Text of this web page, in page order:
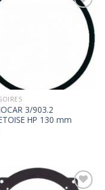
Ajouter
wishlist
3/903.2
HP 130 mm